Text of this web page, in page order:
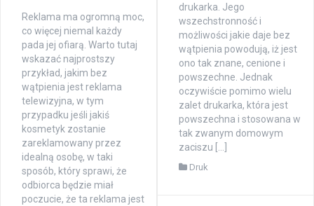
Reklama ma ogromną moc,
co więcej niemal każdy
pada jej ofiarą. Warto tutaj
wskazać najprostszy
przykład, jakim bez
wątpienia jest reklama
telewizyjna, w tym
przypadku jeśli jakiś
kosmetyk zostanie
zareklamowany przez
idealną osobę, w taki
sposób, który sprawi, że
odbiorca będzie miał
poczucie, że ta reklama jest
drukarka. Jego
wszechstronność i
możliwości jakie daje bez
wątpienia powodują, iż jest
ono tak znane, cenione i
powszechne. Jednak
oczywiście pomimo wielu
zalet drukarka, która jest
powszechna i stosowana w
tak zwanym domowym
zaciszu […]
Druk